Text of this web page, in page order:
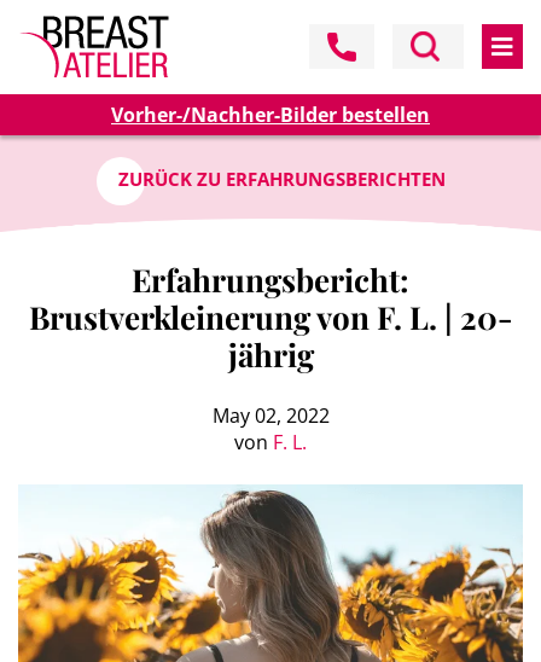
Vorher-/Nachher-Bilder bestellen
ZURÜCK ZU ERFAHRUNGSBERICHTEN
Erfahrungsbericht:
Brustverkleinerung von F. L. | 20-
jährig
May 02, 2022
von F. L.